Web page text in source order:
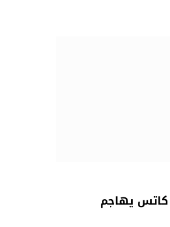
كاتس يهاجم